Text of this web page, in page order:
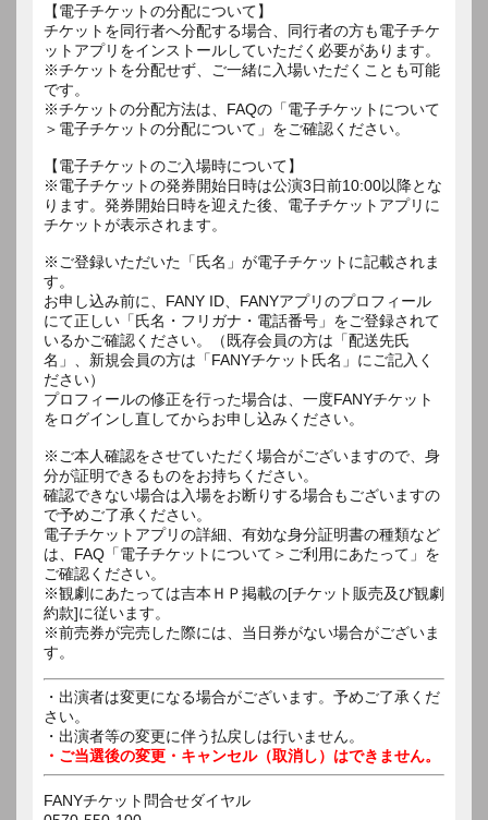
【電子チケットの分配について】
チケットを同行者へ分配する場合、同行者の方も電子チケ
ットアプリをインストールしていただく必要があります。
※チケットを分配せず、ご一緒に入場いただくことも可能
です。
※チケットの分配方法は、FAQの「電子チケットについて
＞電子チケットの分配について」をご確認ください。
【電子チケットのご入場時について】
※電子チケットの発券開始日時は公演3日前10:00以降とな
ります。発券開始日時を迎えた後、電子チケットアプリに
チケットが表示されます。
※ご登録いただいた「氏名」が電子チケットに記載されま
す。
お申し込み前に、FANY ID、FANYアプリのプロフィール
にて正しい「氏名・フリガナ・電話番号」をご登録されて
いるかご確認ください。（既存会員の方は「配送先氏
名」、新規会員の方は「FANYチケット氏名」にご記入く
ださい）
プロフィールの修正を行った場合は、一度FANYチケット
をログインし直してからお申し込みください。
※ご本人確認をさせていただく場合がございますので、身
分が証明できるものをお持ちください。
確認できない場合は入場をお断りする場合もございますの
で予めご了承ください。
電子チケットアプリの詳細、有効な身分証明書の種類など
は、FAQ「電子チケットについて＞ご利用にあたって」を
ご確認ください。
※観劇にあたっては吉本ＨＰ掲載の[チケット販売及び観劇
約款]に従います。
※前売券が完売した際には、当日券がない場合がございま
す。
・出演者は変更になる場合がございます。予めご了承くだ
さい。
・出演者等の変更に伴う払戻しは行いません。
・ご当選後の変更・キャンセル（取消し）はできません。
FANYチケット問合せダイヤル